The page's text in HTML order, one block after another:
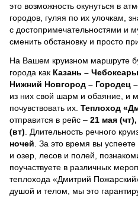
это возможность окунуться в
городов, гуляя по их улочкам,
с достопримечательностями и
сменить обстановку и просто
На Вашем круизном маршруте
города как Казань –
Нижний Новгород – Городец
из них свой шарм и обаяние, и
почувствовать их. Теплоход
отправится в рейс – 21 мая
(вт) . Длительность речного
ночей За это время вы успеете
и озер, лесов и полей,
поучаствуете в различных
теплохода «Дмитрий
душой и телом, мы это